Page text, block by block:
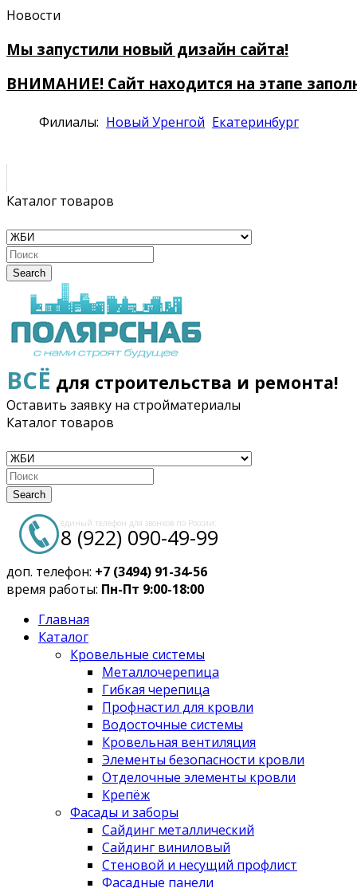
Новости
Мы запустили новый дизайн сайта!
ВНИМАНИЕ! Сайт находится на этапе
Филиалы: Новый Уренгой Екатеринбург
Каталог товаров
Search
ВСЁ для строительства и ремонта!
Оставить заявку на стройматериалы
Каталог товаров
Search
единый телефон для звонков по России:
8 (922) 090-49-99
доп. телефон: +7 (3494) 91-34-56
время работы: Пн-Пт 9:00-18:00
Главная
Каталог
Кровельные системы
Металлочерепица
Гибкая черепица
Профнастил для кровли
Водосточные системы
Кровельная вентиляция
Элементы безопасности кровли
Отделочные элементы кровли
Крепёж
Фасады и заборы
Сайдинг металлический
Сайдинг виниловый
Стеновой и несущий профлист
Фасадные панели